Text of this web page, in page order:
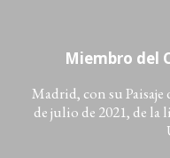
Miembro del
Madrid, con su Paisaje
de julio de 2021, de